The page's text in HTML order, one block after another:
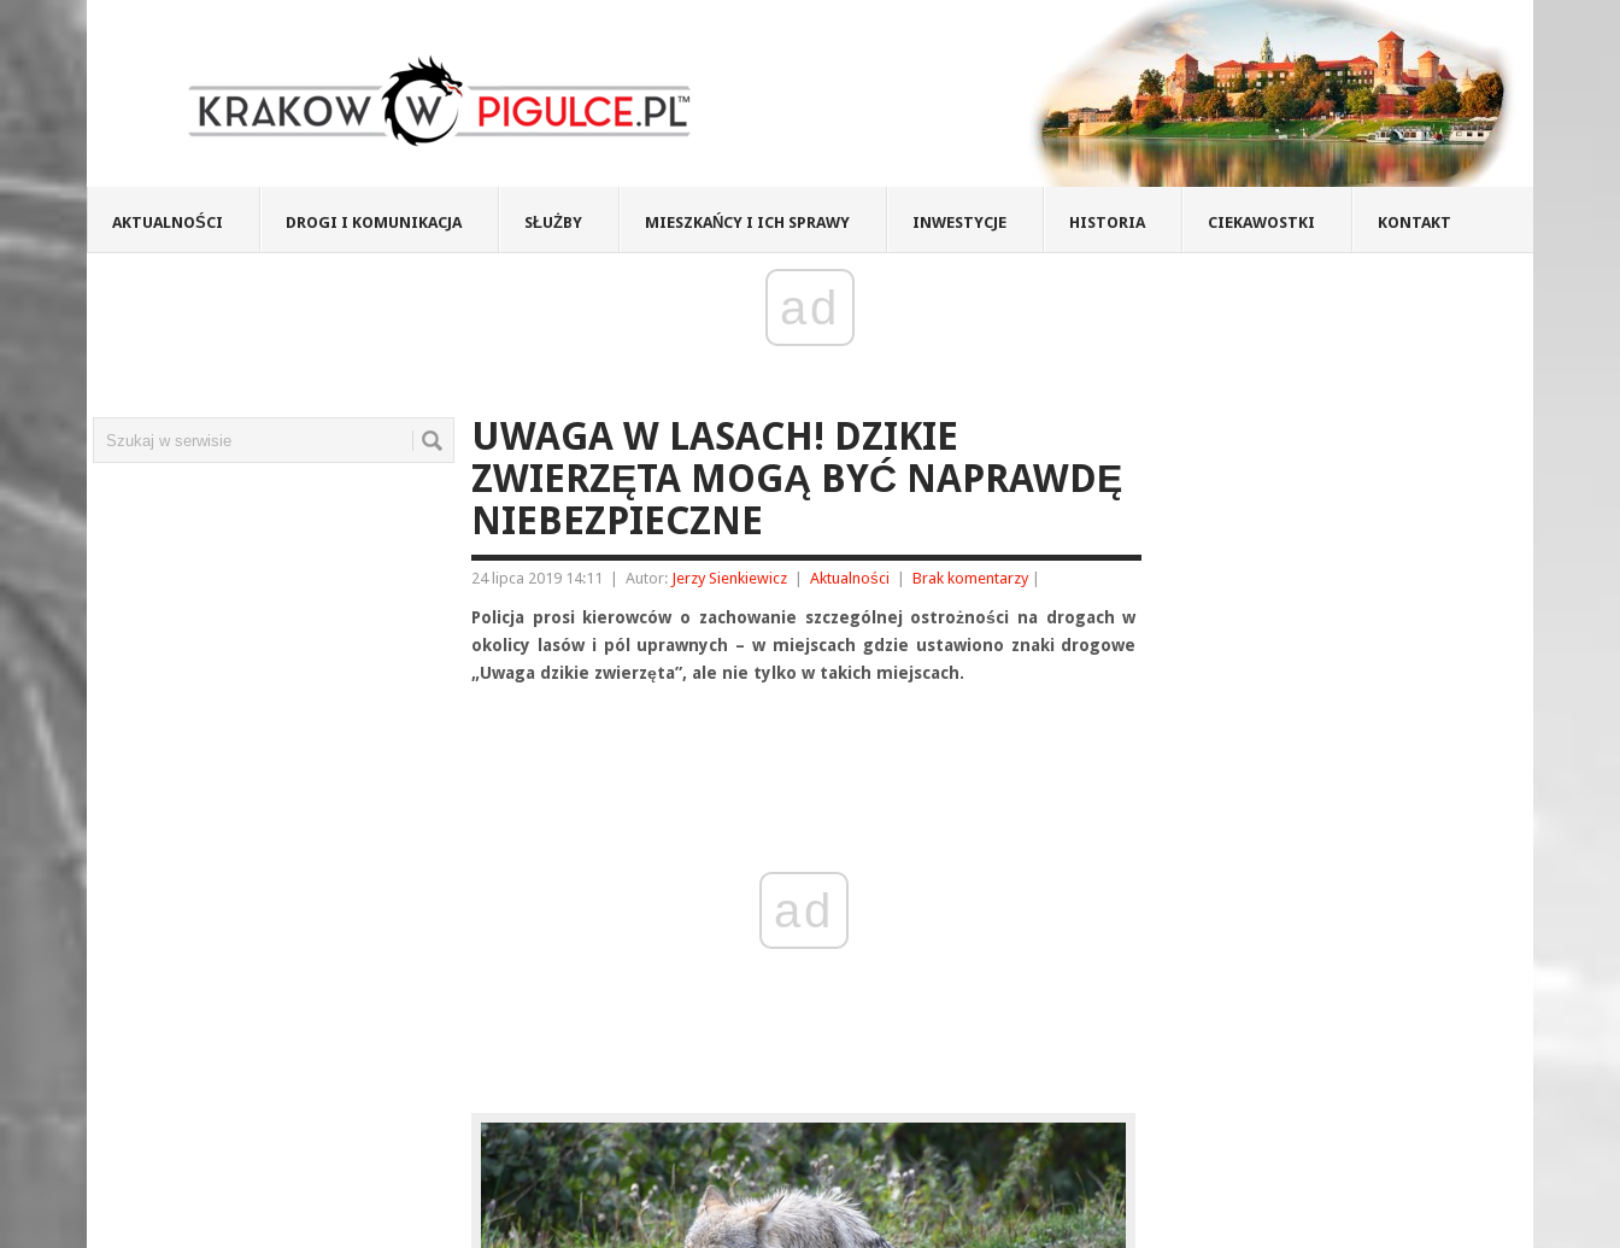
AKTUALNOŚCI DROGI I KOMUNIKACJA SŁUŻBY MIESZKAŃCY I ICH SPRAWY INWESTYCJE HISTORIA CIEKAWOSTKI KONTAKT
ad
UWAGA W LASACH! DZIKIE
ZWIERZĘTA MOGĄ BYĆ NAPRAWDĘ
NIEBEZPIECZNE
24 lipca 2019 14:11 Autor: Jerzy Sienkiewicz Aktualności Brak komentarzy
Policja prosi kierowców o zachowanie szczególnej ostrożności na drogach w
okolicy lasów i pól uprawnych – w miejscach gdzie ustawiono znaki drogowe
„Uwaga dzikie zwierzęta”, ale nie tylko w takich miejscach.
ad